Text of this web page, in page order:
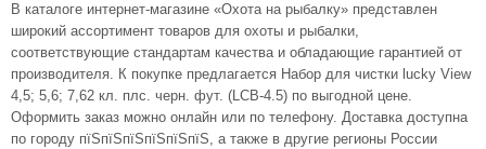
В каталоге интернет-магазине «Охота на рыбалку» представлен
широкий ассортимент товаров для охоты и рыбалки,
соответствующие стандартам качества и обладающие гарантией от
производителя. К покупке предлагается Набор для чистки lucky View
4,5; 5,6; 7,62 кл. плс. черн. фут. (LCB-4.5) по выгодной цене.
Оформить заказ можно онлайн или по телефону. Доставка доступна
по городу пїЅпїЅпїЅпїЅпїЅпїЅ, а также в другие регионы России